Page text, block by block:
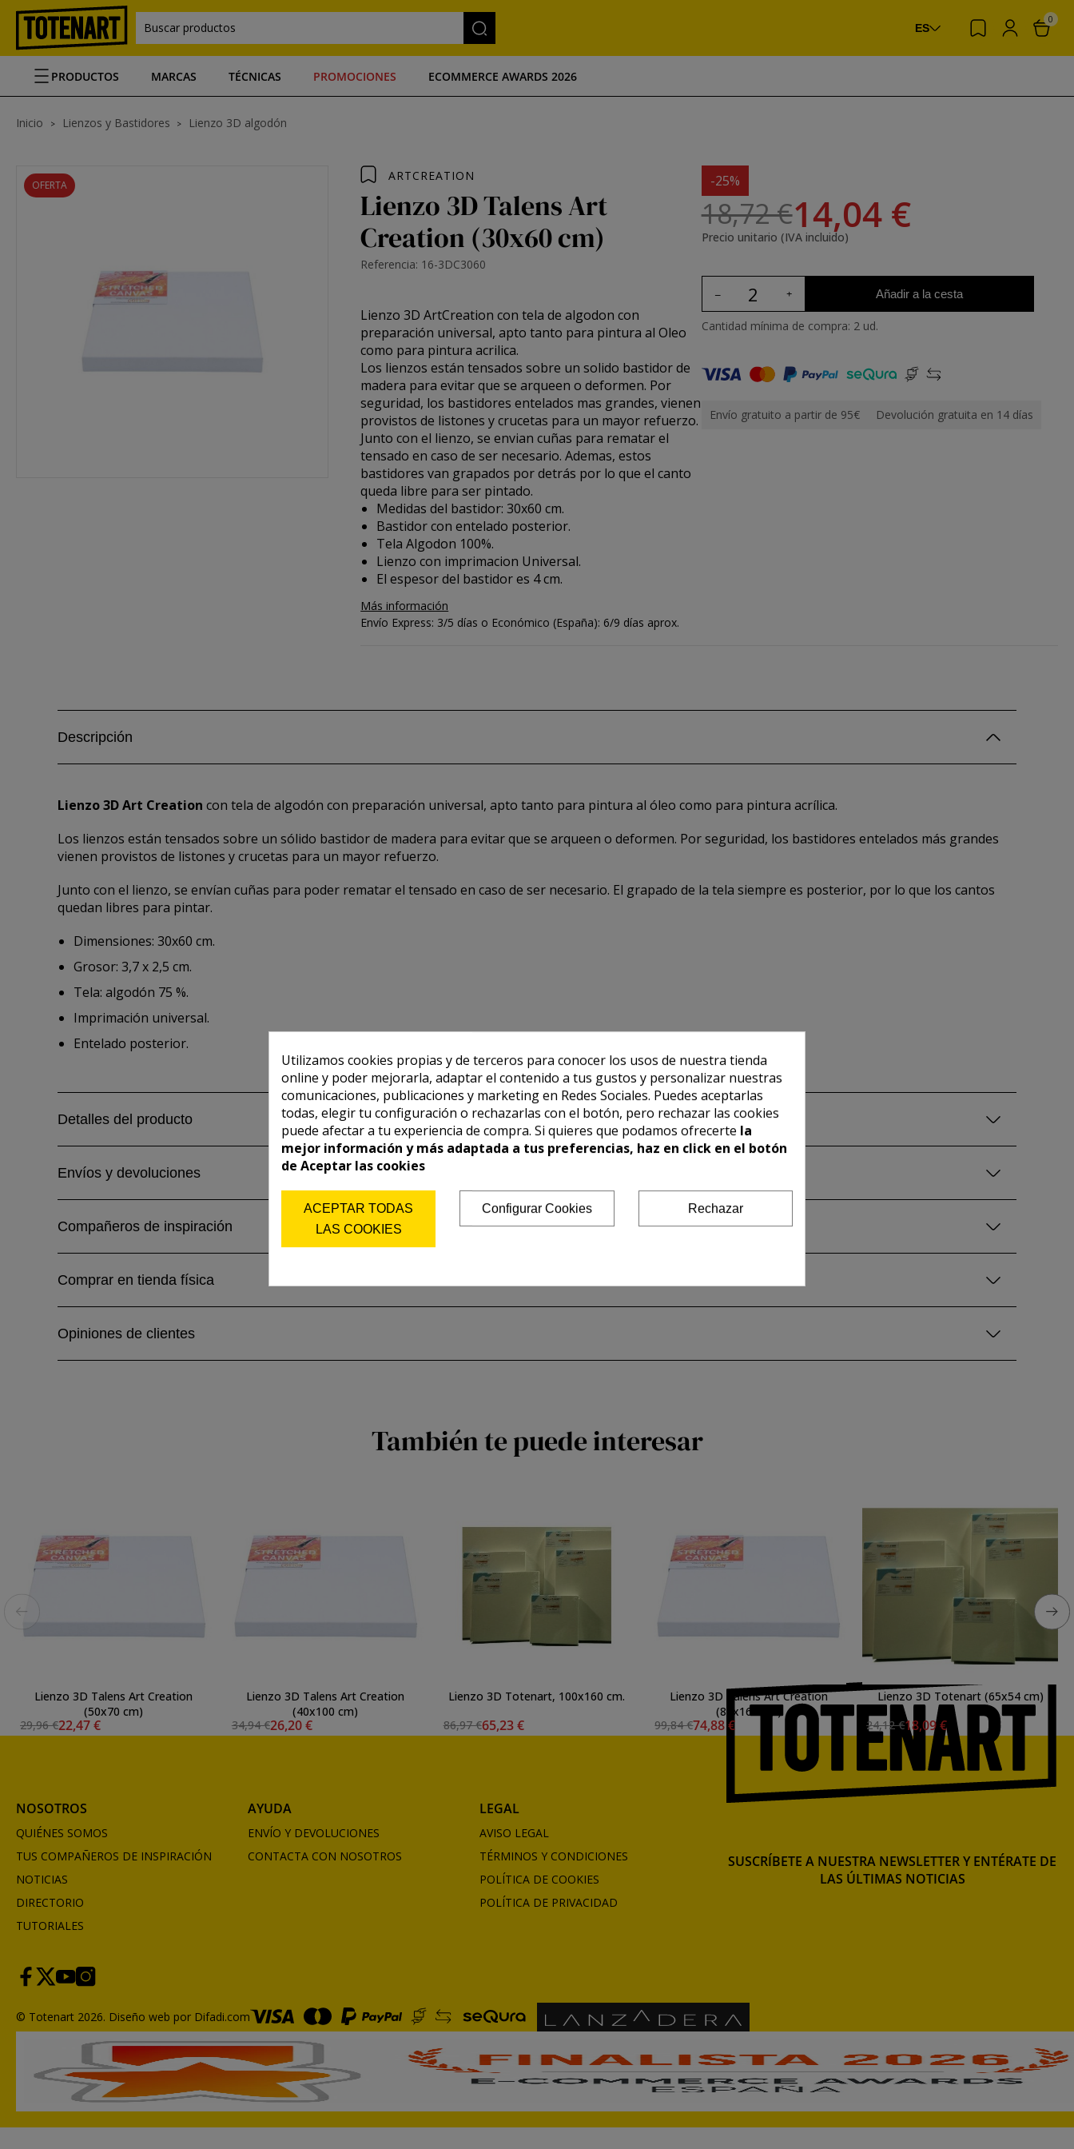
Buscar productos ES
0
PRODUCTOS MARCAS TÉCNICAS PROMOCIONES ECOMMERCE AWARDS 2026
Inicio Lienzos y Bastidores Lienzo 3D algodón
OFERTA
ARTCREATION
Lienzo 3D Talens Art
Creation (30x60 cm)
Referencia: 16-3DC3060
Lienzo 3D ArtCreation con tela de algodon con
preparación universal, apto tanto para pintura al Oleo
como para pintura acrilica.
Los lienzos están tensados sobre un solido bastidor de
madera para evitar que se arqueen o deformen. Por
seguridad, los bastidores entelados mas grandes, vienen
provistos de listones y crucetas para un mayor refuerzo.
Junto con el lienzo, se envian cuñas para rematar el
tensado en caso de ser necesario. Ademas, estos
bastidores van grapados por detrás por lo que el canto
queda libre para ser pintado.
Medidas del bastidor: 30x60 cm.
Bastidor con entelado posterior.
Tela Algodon 100%.
Lienzo con imprimacion Universal.
El espesor del bastidor es 4 cm.
Más información
-25%
18,72 €14,04 €
Precio unitario (IVA incluido)
Añadir a la cesta
Cantidad mínima de compra: 2 ud.
Envío gratuito a partir de 95€ Devolución gratuita en 14 días
Envío Express: 3/5 días o Económico (España): 6/9 días aprox.
Descripción
Lienzo 3D Art Creation con tela de algodón con preparación universal, apto tanto para pintura al óleo como para pintura acrílica.
Los lienzos están tensados sobre un sólido bastidor de madera para evitar que se arqueen o deformen. Por seguridad, los bastidores entelados más grandes
vienen provistos de listones y crucetas para un mayor refuerzo.
Junto con el lienzo, se envían cuñas para poder rematar el tensado en caso de ser necesario. El grapado de la tela siempre es posterior, por lo que los cantos
quedan libres para pintar.
Dimensiones: 30x60 cm.
Grosor: 3,7 x 2,5 cm.
Tela: algodón 75 %.
Imprimación universal.
Entelado posterior.
Detalles del producto
Envíos y devoluciones
Compañeros de inspiración
Comprar en tienda física
Opiniones de clientes
También te puede interesar
Lienzo 3D Talens Art Creation
(50x70 cm)
29,96 €22,47 €
Lienzo 3D Talens Art Creation
(40x100 cm)
34,94 €26,20 €
Lienzo 3D Totenart, 100x160 cm.
86,97 €65,23 €
Lienzo 3D Talens Art Creation
(80x160 cm)
99,84 €74,88 €
Lienzo 3D Totenart (65x54 cm)
24,12 €18,09 €
NOSOTROS
QUIÉNES SOMOS
TUS COMPAÑEROS DE INSPIRACIÓN
NOTICIAS
DIRECTORIO
TUTORIALES
AYUDA
ENVÍO Y DEVOLUCIONES
CONTACTA CON NOSOTROS
LEGAL
AVISO LEGAL
TÉRMINOS Y CONDICIONES
POLÍTICA DE COOKIES
POLÍTICA DE PRIVACIDAD
SUSCRÍBETE A NUESTRA NEWSLETTER Y ENTÉRATE DE
LAS ÚLTIMAS NOTICIAS
© Totenart 2026. Diseño web por Difadi.com
Utilizamos cookies propias y de terceros para conocer los usos de nuestra tienda
online y poder mejorarla, adaptar el contenido a tus gustos y personalizar nuestras
comunicaciones, publicaciones y marketing en Redes Sociales. Puedes aceptarlas
todas, elegir tu configuración o rechazarlas con el botón, pero rechazar las cookies
puede afectar a tu experiencia de compra. Si quieres que podamos ofrecerte la
mejor información y más adaptada a tus preferencias, haz en click en el botón
de Aceptar las cookies
ACEPTAR TODAS
LAS COOKIES
Configurar Cookies Rechazar